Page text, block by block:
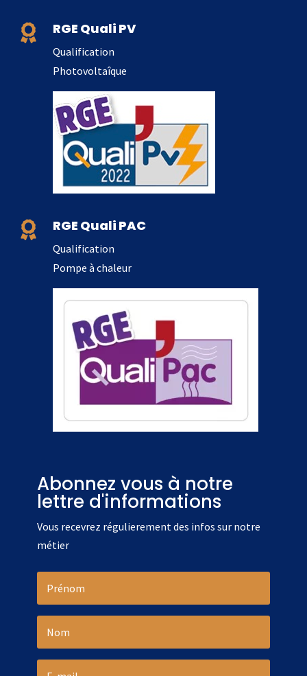
 RGE Quali PV
Qualification
Photovoltaîque
 RGE Quali PAC
Qualification
Pompe à chaleur
Abonnez vous à notre
lettre d'informations
Vous recevrez régulierement des infos sur notre
métier